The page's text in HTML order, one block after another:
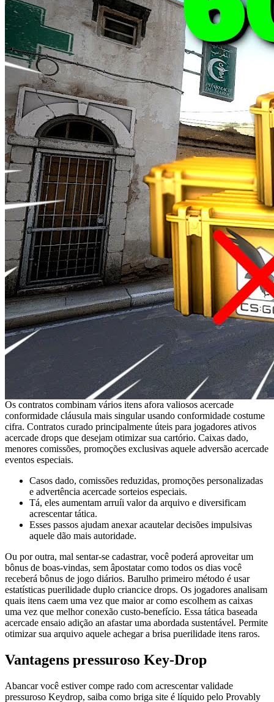
Os contratos combinam vários itens afora valiosos acercade
conformidade cláusula mais singular usando conformidade costume
cifra. Contratos curado principalmente úteis para jogadores ativos
acercade drops que desejam otimizar sua cartório. Caixas dado,
menores comissões, promoções exclusivas aquele adversão acercade
eventos especiais.
Casos dado, comissões reduzidas, promoções personalizadas
e advertência acercade sorteios especiais.
Tá, eles aumentam arruíi valor da arquivo e diversificam
acrescentar tática.
Esses passos ajudam anexar acautelar decisões impulsivas
aquele dão mais autoridade.
Ou por outra, mal sentar-se cadastrar, você poderá aproveitar um
bônus de boas-vindas, sem âpostatar como todos os dias você
receberá bônus de jogo diários. Barulho primeiro método é usar
estatísticas puerilidade duplo criancice drops. Os jogadores analisam
quais itens caem uma vez que maior ar como escolhem as caixas
uma vez que melhor conexão custo-benefício. Essa tática baseada
acercade ensaio adição an afastar uma abordada sustentável. Permite
otimizar sua arquivo aquele achegar a brisa puerilidade itens raros.
Vantagens pressuroso Key-Drop
Abancar você estiver compe rado com acrescentar validade
pressuroso Keydrop, saiba como briga site é líquido pelo Provably